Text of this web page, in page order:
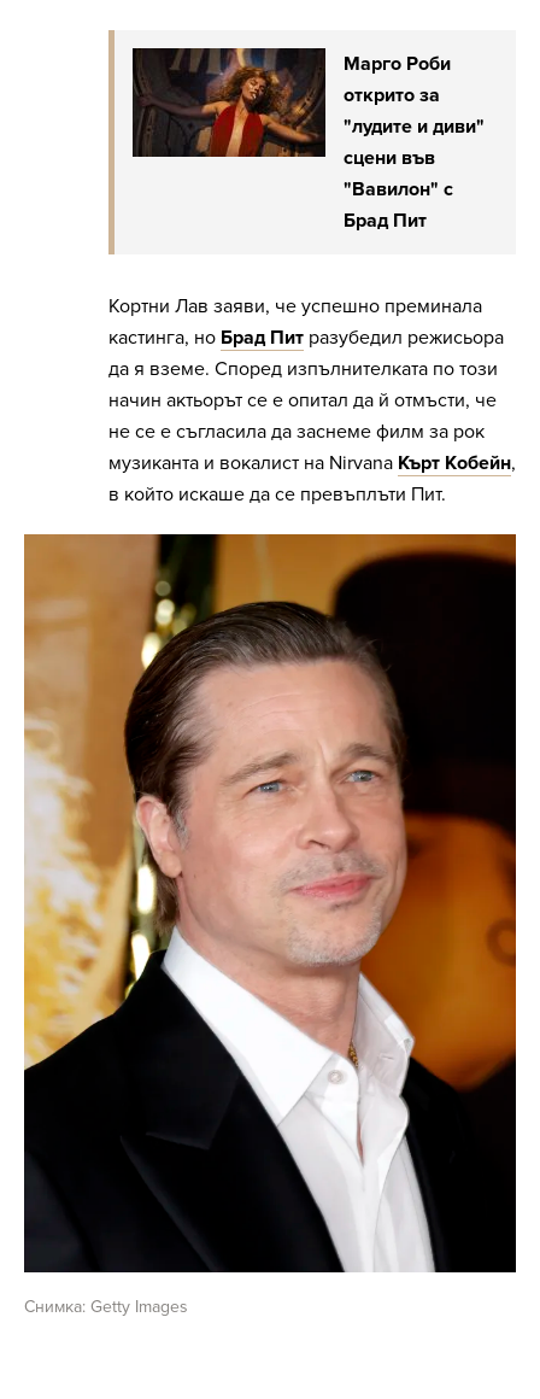
Марго Роби
открито за
"лудите и диви"
сцени във
"Вавилон" с
Брад Пит
Кортни Лав заяви, че успешно преминала
кастинга, но Брад Пит разубедил режисьора
да я вземе. Според изпълнителката по този
начин актьорът се е опитал да й отмъсти, че
не се е съгласила да заснеме филм за рок
музиканта и вокалист на Nirvana Кърт Кобейн,
в който искаше да се превъплъти Пит.
Снимка: Getty Images